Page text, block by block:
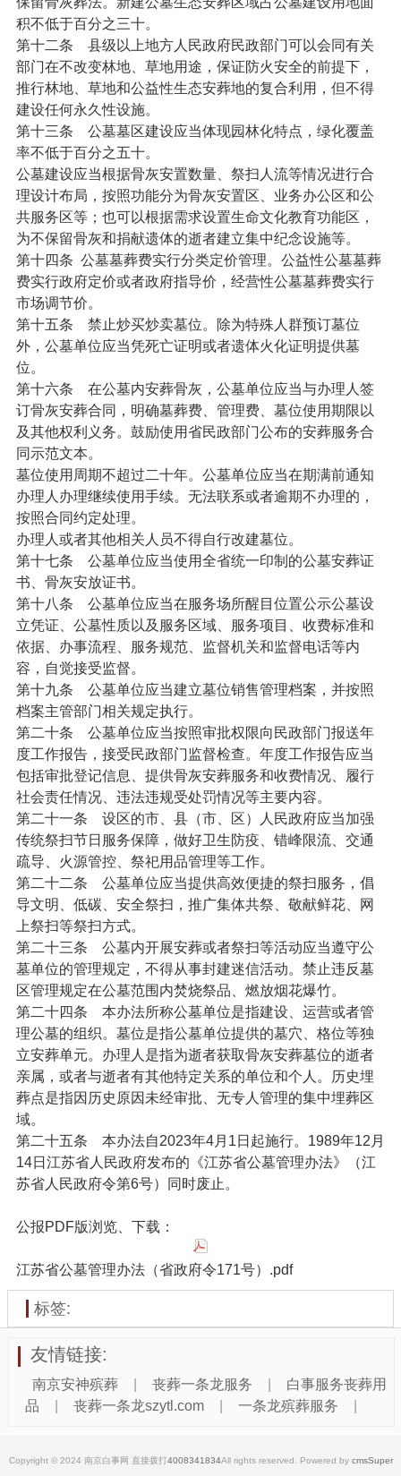
积不低于百分之三十。
第十二条 县级以上地方人民政府民政部门可以会同有关
部门在不改变林地、草地用途，保证防火安全的前提下，
推行林地、草地和公益性生态安葬地的复合利用，但不得
建设任何永久性设施。
第十三条 公墓墓区建设应当体现园林化特点，绿化覆盖
率不低于百分之五十。
公墓建设应当根据骨灰安置数量、祭扫人流等情况进行合
理设计布局，按照功能分为骨灰安置区、业务办公区和公
共服务区等；也可以根据需求设置生命文化教育功能区，
为不保留骨灰和捐献遗体的逝者建立集中纪念设施等。
第十四条 公墓墓葬费实行分类定价管理。公益性公墓墓葬
费实行政府定价或者政府指导价，经营性公墓墓葬费实行
市场调节价。
第十五条 禁止炒买炒卖墓位。除为特殊人群预订墓位
外，公墓单位应当凭死亡证明或者遗体火化证明提供墓
位。
第十六条 在公墓内安葬骨灰，公墓单位应当与办理人签
订骨灰安葬合同，明确墓葬费、管理费、墓位使用期限以
及其他权利义务。鼓励使用省民政部门公布的安葬服务合
同示范文本。
墓位使用周期不超过二十年。公墓单位应当在期满前通知
办理人办理继续使用手续。无法联系或者逾期不办理的，
按照合同约定处理。
办理人或者其他相关人员不得自行改建墓位。
第十七条 公墓单位应当使用全省统一印制的公墓安葬证
书、骨灰安放证书。
第十八条 公墓单位应当在服务场所醒目位置公示公墓设
立凭证、公墓性质以及服务区域、服务项目、收费标准和
依据、办事流程、服务规范、监督机关和监督电话等内
容，自觉接受监督。
第十九条 公墓单位应当建立墓位销售管理档案，并按照
档案主管部门相关规定执行。
第二十条 公墓单位应当按照审批权限向民政部门报送年
度工作报告，接受民政部门监督检查。年度工作报告应当
包括审批登记信息、提供骨灰安葬服务和收费情况、履行
社会责任情况、违法违规受处罚情况等主要内容。
第二十一条 设区的市、县（市、区）人民政府应当加强
传统祭扫节日服务保障，做好卫生防疫、错峰限流、交通
疏导、火源管控、祭祀用品管理等工作。
第二十二条 公墓单位应当提供高效便捷的祭扫服务，倡
导文明、低碳、安全祭扫，推广集体共祭、敬献鲜花、网
上祭扫等祭扫方式。
第二十三条 公墓内开展安葬或者祭扫等活动应当遵守公
墓单位的管理规定，不得从事封建迷信活动。禁止违反墓
区管理规定在公墓范围内焚烧祭品、燃放烟花爆竹。
第二十四条 本办法所称公墓单位是指建设、运营或者管
理公墓的组织。墓位是指公墓单位提供的墓穴、格位等独
立安葬单元。办理人是指为逝者获取骨灰安葬墓位的逝者
亲属，或者与逝者有其他特定关系的单位和个人。历史埋
葬点是指因历史原因未经审批、无专人管理的集中埋葬区
域。
第二十五条 本办法自2023年4月1日起施行。1989年12月
14日江苏省人民政府发布的《江苏省公墓管理办法》（江
苏省人民政府令第6号）同时废止。
公报PDF版浏览、下载：
江苏省公墓管理办法（省政府令171号）.pdf
标签:
友情链接:
南京安神殡葬 丧葬一条龙服务
白事服务丧葬用
品
丧葬一条龙szytl.com 一条龙殡葬服务
Copyright © 2024 南京白事网 直接拨打4008341834All rights reserved. Powered by cmsSuper